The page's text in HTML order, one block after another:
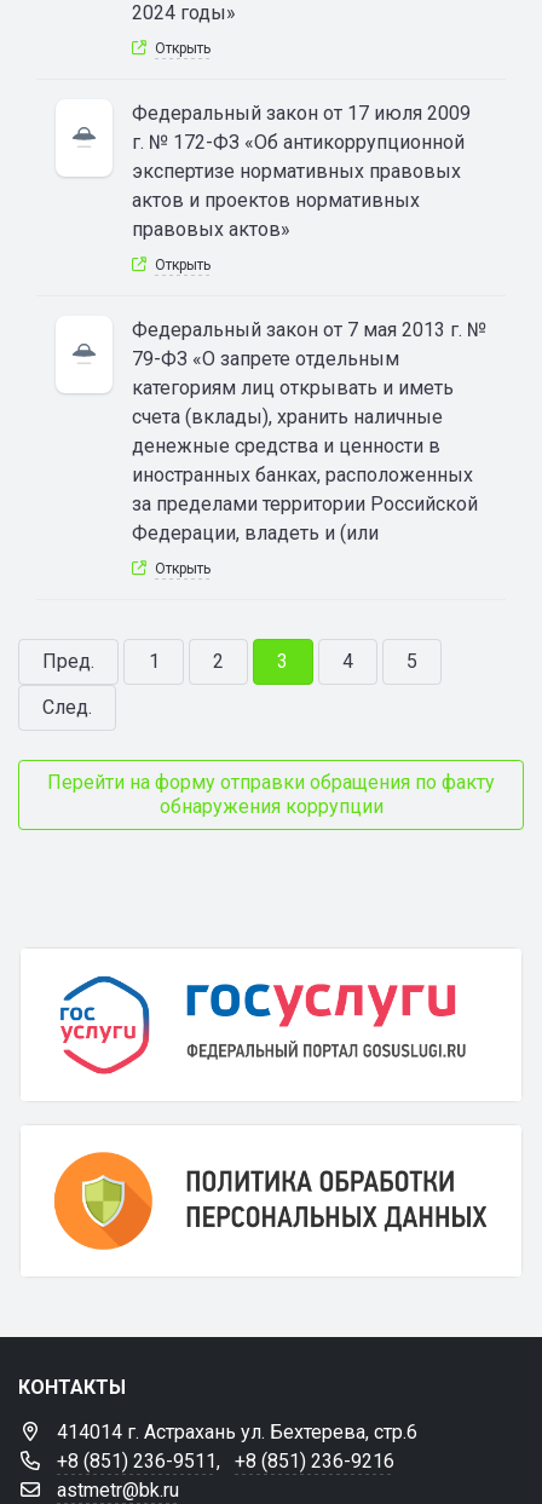
2024 годы»
Открыть
Федеральный закон от 17 июля 2009
г. № 172-ФЗ «Об антикоррупционной
экспертизе нормативных правовых
актов и проектов нормативных
правовых актов»
Открыть
Федеральный закон от 7 мая 2013 г. №
79-ФЗ «О запрете отдельным
категориям лиц открывать и иметь
счета (вклады), хранить наличные
денежные средства и ценности в
иностранных банках, расположенных
за пределами территории Российской
Федерации, владеть и (или
Открыть
Пред. 1 2 3 4
5
След.
Перейти на форму отправки обращения по факту
обнаружения коррупции
КОНТАКТЫ
414014 г. Астрахань ул. Бехтерева, стр.6
+8 (851) 236-9511,
+8 (851) 236-9216
astmetr@bk.ru